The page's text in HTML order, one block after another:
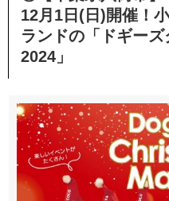
12月1日(日)開催！
ランドの「ドギー
2024」